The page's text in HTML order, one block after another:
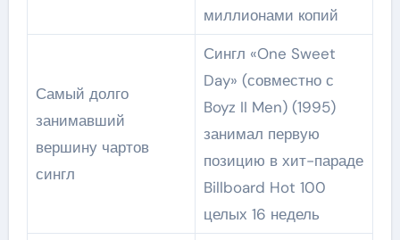
миллионами копий
Самый долго
занимавший
вершину чартов
сингл
Сингл «One Sweet
Day» (совместно с
Boyz II Men) (1995)
занимал первую
позицию в хит-параде
Billboard Hot 100
целых 16 недель